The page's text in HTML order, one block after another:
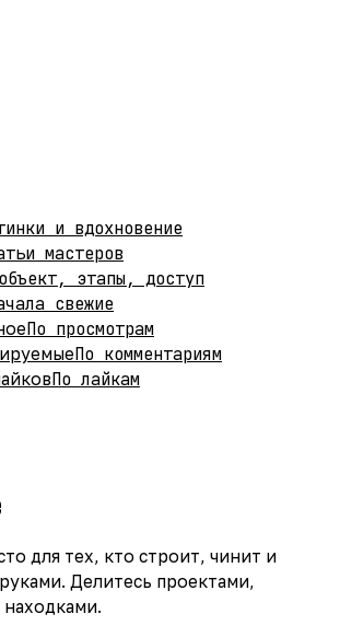
и вдохновение
мастеров
объект, этапы, доступ
свежие
По просмотрам
По комментариям
По лайкам
для тех, кто строит, чинит и
Делитесь проектами,